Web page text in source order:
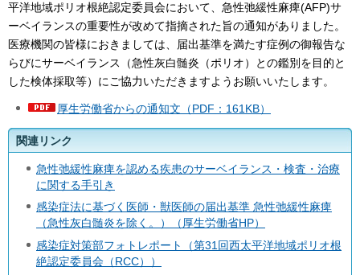
平洋地域ポリオ根絶認定委員会において、急性弛緩性麻痺(AFP)サ
ーベイランスの重要性が改めて指摘された旨の通知がありました。
医療機関の皆様におきましては、届出基準を満たす症例の御報告な
らびにサーベイランス（急性灰白髄炎（ポリオ）との鑑別を目的と
した検体採取等）にご協力いただきますようお願いいたします。
厚生労働省からの通知文（PDF：161KB）
関連リンク
急性弛緩性麻痺を認める疾患のサーベイランス・検査・治療
に関する手引き
感染症法に基づく医師・獣医師の届出基準 急性弛緩性麻痺
（急性灰白髄炎を除く。）（厚生労働省HP）
感染症対策部フォトレポート（第31回西太平洋地域ポリオ根
絶認定委員会（RCC））